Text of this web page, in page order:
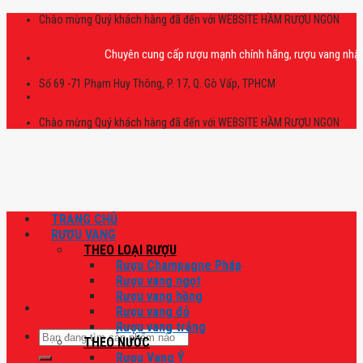
Skip
Chào mừng Quý khách hàng đã đến với WEBSITE HẦM RƯỢU NGON
Chuyên cung cấp rượu mạnh chính hãng, rượu vang nhập
Số 69 -71 Phạm Huy Thông, P. 17, Q. Gò Vấp, TPHCM
Chào mừng Quý khách hàng đã đến với WEBSITE HẦM RƯỢU NGON
Tìm
kiếm:
TRANG CHỦ
RƯỢU VANG
THEO LOẠI RƯỢU
Rượu Champagne Pháp
Rượu vang ngọt
Rượu vang hồng
Rượu vang đỏ
Rượu vang trắng
THEO NƯỚC
Rượu Vang Ý